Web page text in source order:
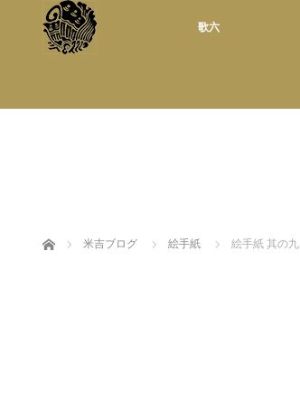
歌六
ホーム 米吉ブログ 絵手紙 絵手紙 其の九